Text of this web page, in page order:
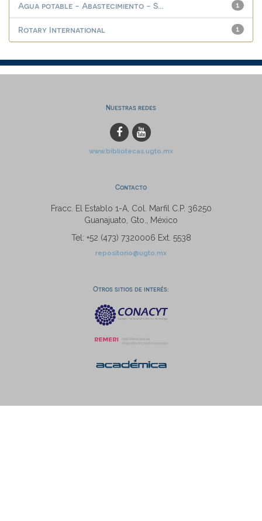
1
Agua potable - Abastecimiento - S...
1
Rotary International
Nuestras redes
www.bibliotecas.ugto.mx
Contacto
Fracc. El Establo 1-A, Col. Marfil C.P. 36250
Guanajuato, Gto., México
Tel: +52 (473) 7320006 Ext. 5538
repositorio@ugto.mx
Otros sitios de interés: